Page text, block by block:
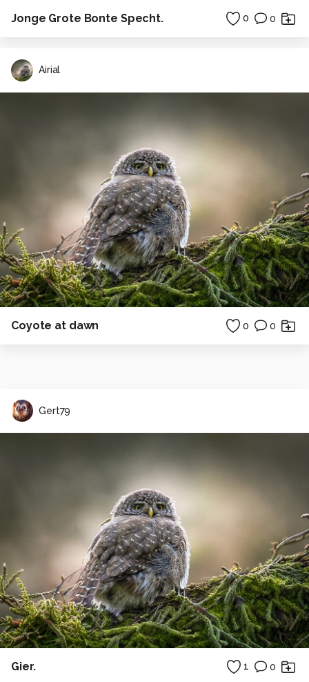
Jonge Grote Bonte Specht. 0 0
Airial
Coyote at dawn 0 0
Gert79
Gier. 1 0